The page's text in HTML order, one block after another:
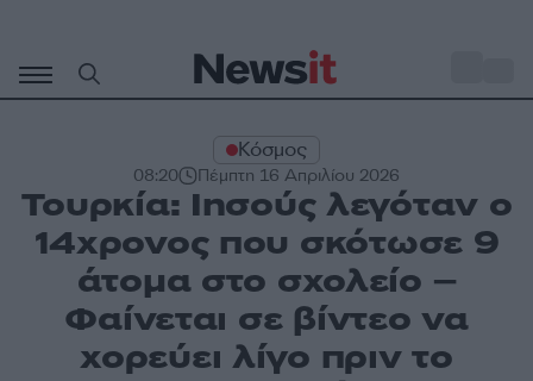
περιεχόμενο
Κόσμος
08:20 Πέμπτη 16 Απριλίου 2026
Τουρκία: Ιησούς λεγόταν ο
14χρονος που σκότωσε 9
άτομα στο σχολείο –
Φαίνεται σε βίντεο να
χορεύει λίγο πριν το